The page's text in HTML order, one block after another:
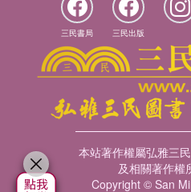
三民書局 三民出版
本站著作權屬弘雅三
及相關著作權
Copyright © San